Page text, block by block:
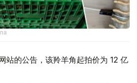
站的公告，该羚羊角起拍价为 12 亿